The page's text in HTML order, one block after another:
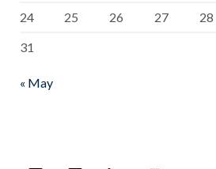
24 25 26 27 28
31
« May